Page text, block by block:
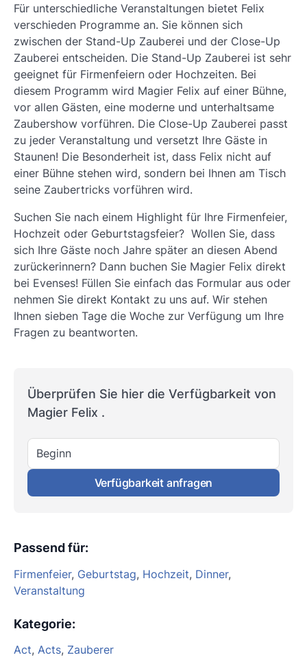
Für unterschiedliche Veranstaltungen bietet Felix
verschieden Programme an. Sie können sich
zwischen der Stand-Up Zauberei und der Close-Up
Zauberei entscheiden. Die Stand-Up Zauberei ist sehr
geeignet für Firmenfeiern oder Hochzeiten. Bei
diesem Programm wird Magier Felix auf einer Bühne,
vor allen Gästen, eine moderne und unterhaltsame
Zaubershow vorführen. Die Close-Up Zauberei passt
zu jeder Veranstaltung und versetzt Ihre Gäste in
Staunen! Die Besonderheit ist, dass Felix nicht auf
einer Bühne stehen wird, sondern bei Ihnen am Tisch
seine Zaubertricks vorführen wird.
Suchen Sie nach einem Highlight für Ihre Firmenfeier,
Hochzeit oder Geburtstagsfeier? Wollen Sie, dass
sich Ihre Gäste noch Jahre später an diesen Abend
zurückerinnern? Dann buchen Sie Magier Felix direkt
bei Evenses! Füllen Sie einfach das Formular aus oder
nehmen Sie direkt Kontakt zu uns auf. Wir stehen
Ihnen sieben Tage die Woche zur Verfügung um Ihre
Fragen zu beantworten.
Überprüfen Sie hier die Verfügbarkeit von
Magier Felix .
Beginn
Verfügbarkeit anfragen
Passend für:
Firmenfeier, Geburtstag, Hochzeit, Dinner,
Veranstaltung
Kategorie:
Act, Acts, Zauberer